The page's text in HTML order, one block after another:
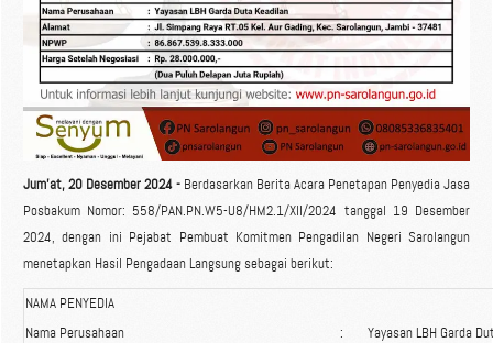
Jum'at, 20 Desember 2024 - Berdasarkan Berita Acara Penetapan Penyedia Jasa
Posbakum Nomor: 558/PAN.PN.W5-U8/HM2.1/XII/2024 tanggal 19 Desember
2024, dengan ini Pejabat Pembuat Komitmen Pengadilan Negeri Sarolangun
menetapkan Hasil Pengadaan Langsung sebagai berikut:
NAMA PENYEDIA
Nama Perusahaan
:
Yayasan LBH Garda